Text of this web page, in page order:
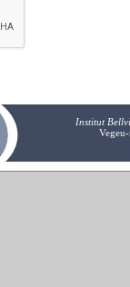
Institut